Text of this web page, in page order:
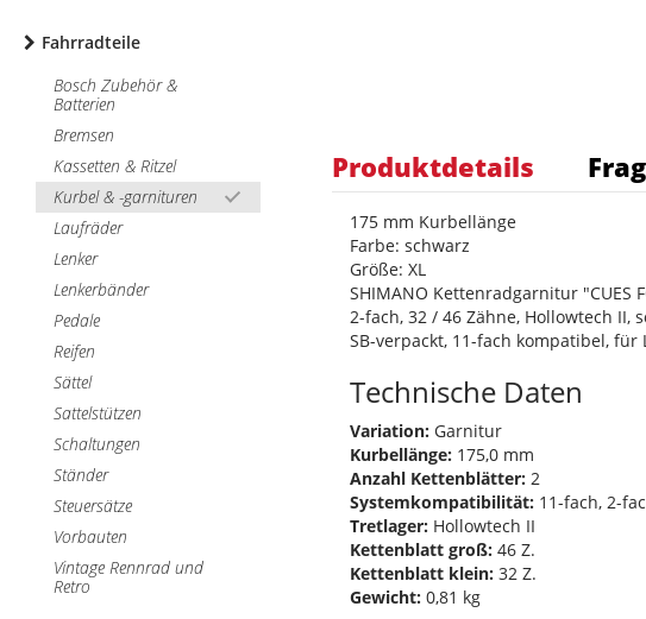
Fahrradteile
Bosch Zubehör &
Batterien
Bremsen
Kassetten & Ritzel
Kurbel & -garnituren
Laufräder
Lenker
Lenkerbänder
Pedale
Reifen
Sättel
Sattelstützen
Schaltungen
Ständer
Steuersätze
Vorbauten
Vintage Rennrad und
Retro
Produktdetails
175 mm Kurbellänge
Farbe: schwarz
Größe: XL
SHIMANO Kettenradgarnitur "CUES
2-fach, 32 / 46 Zähne, Hollowtech II,
SB-verpackt, 11-fach kompatibel, für
Technische Daten
Variation: Garnitur
Kurbellänge: 175,0 mm
Anzahl Kettenblätter: 2
Systemkompatibilität: 11-fach, 2-
Tretlager: Hollowtech II
Kettenblatt groß: 46 Z.
Kettenblatt klein: 32 Z.
Gewicht: 0,81 kg